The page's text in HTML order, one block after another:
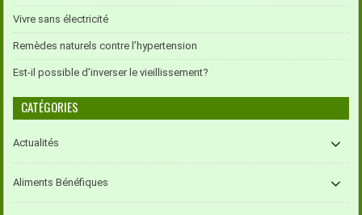
Vivre sans électricité
Remèdes naturels contre l’hypertension
Est-il possible d’inverser le vieillissement?
CATÉGORIES
Actualités
Aliments Bénéfiques